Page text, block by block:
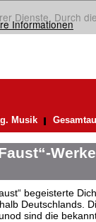
Dienste. Durch
Informationen
Musik
begeisterte
Deutschlands.
sind die